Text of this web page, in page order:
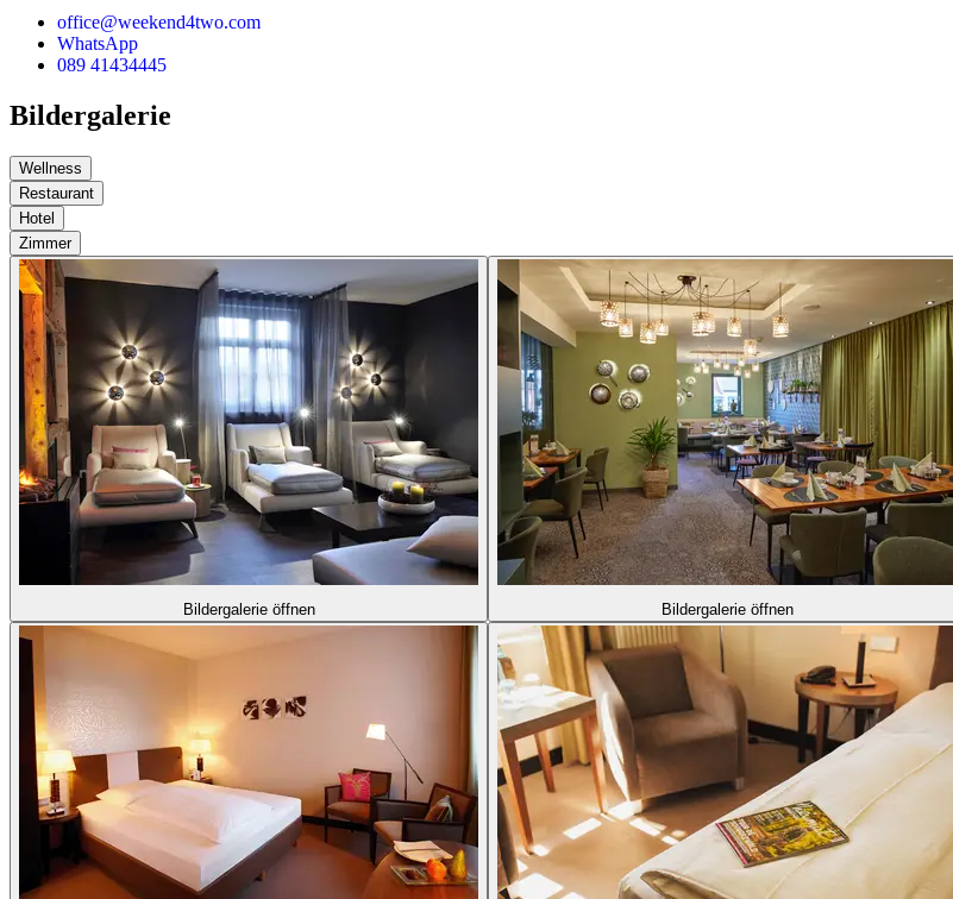
office@weekend4two.com
WhatsApp
089 41434445
Bildergalerie
Wellness
Restaurant
Hotel
Zimmer
Bildergalerie öffnen Bildergalerie öffnen